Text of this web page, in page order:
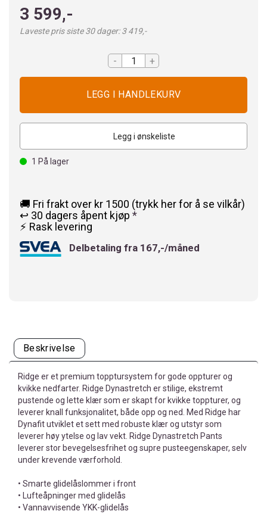
3 599,-
Laveste pris siste 30 dager: 3 419,-
- +
Legg i ønskeliste
1 På lager
🚚 Fri frakt over kr 1500 (trykk her for å se vilkår)
↩️ 30 dagers åpent kjøp *
⚡ Rask levering
Delbetaling fra 167,-/måned
Beskrivelse
Ridge er et premium topptursystem for gode oppturer og
kvikke nedfarter. Ridge Dynastretch er stilige, ekstremt
pustende og lette klær som er skapt for kvikke toppturer, og
leverer knall funksjonalitet, både opp og ned. Med Ridge har
Dynafit utviklet et sett med robuste klær og utstyr som
leverer høy ytelse og lav vekt. Ridge Dynastretch Pants
leverer stor bevegelsesfrihet og supre pusteegenskaper, selv
under krevende værforhold.
• Smarte glidelåslommer i front
• Lufteåpninger med glidelås
• Vannavvisende YKK-glidelås